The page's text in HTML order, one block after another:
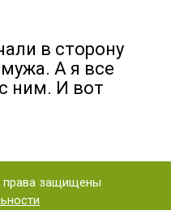
в сторону
А я все
ним. И вот
права защищены